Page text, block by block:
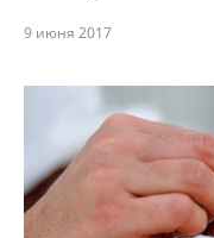
9 июня 2017